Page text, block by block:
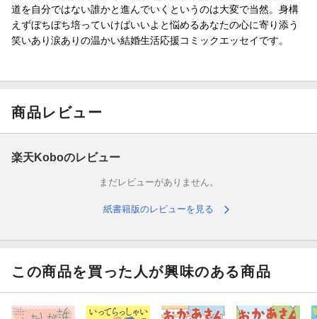
道を自分ではない誰かと進んでいくというのは大変で当然。身構
えずぼちぼち培っていけばいいよと悩めるあなたの心に寄り添う
笑いあり涙ありの温かい結婚生活応援コミックエッセイです。
商品レビュー
楽天Koboのレビュー
まだレビューがありません。
紙書籍版のレビューを見る
この商品を買った人が興味のある商品